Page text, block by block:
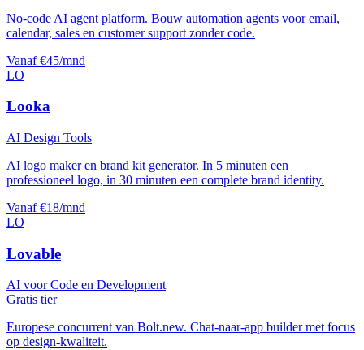
No-code AI agent platform. Bouw automation agents voor email,
calendar, sales en customer support zonder code.
Vanaf €45/mnd
LO
Looka
AI Design Tools
AI logo maker en brand kit generator. In 5 minuten een
professioneel logo, in 30 minuten een complete brand identity.
Vanaf €18/mnd
LO
Lovable
AI voor Code en Development
Gratis tier
Europese concurrent van Bolt.new. Chat-naar-app builder met focus
op design-kwaliteit.